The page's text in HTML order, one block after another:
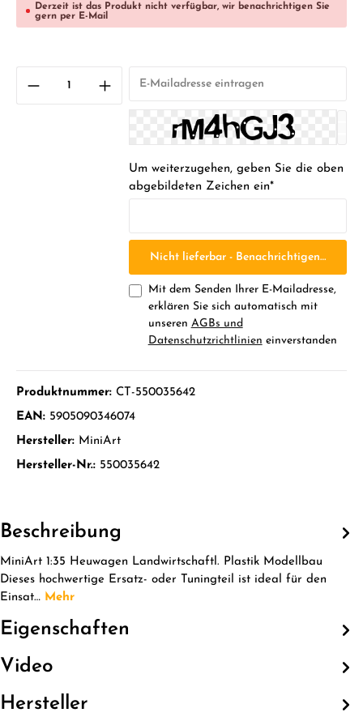
Derzeit ist das Produkt nicht verfügbar, wir benachrichtigen Sie
gern per E-Mail
Um weiterzugehen, geben Sie die oben
abgebildeten Zeichen ein*
Nicht lieferbar - Benachrichtigen Sie
Mit dem Senden Ihrer E-Mailadresse,
erklären Sie sich automatisch mit
unseren AGBs und
Datenschutzrichtlinien einverstanden
Produktnummer: CT-550035642
EAN: 5905090346074
Hersteller: MiniArt
Hersteller-Nr.: 550035642
Beschreibung
MiniArt 1:35 Heuwagen Landwirtschaftl. Plastik Modellbau
Dieses hochwertige Ersatz- oder Tuningteil ist ideal für den
Einsat… Mehr
Eigenschaften
Video
Hersteller